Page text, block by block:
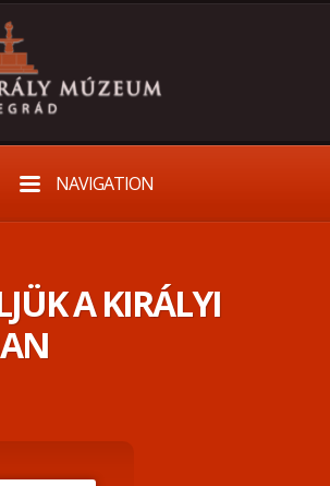
NAVIGATION
A KIRÁLYI